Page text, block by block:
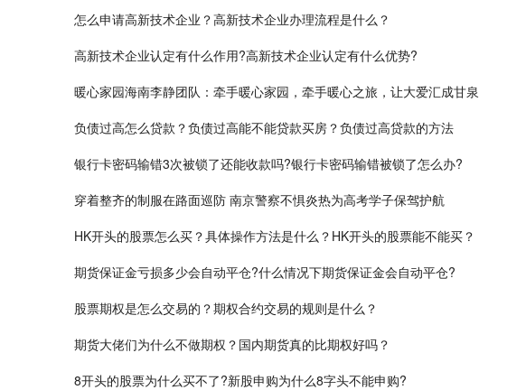
怎么申请高新技术企业？高新技术企业办理流程是什么？
高新技术企业认定有什么作用?高新技术企业认定有什么优势?
暖心家园海南李静团队：牵手暖心家园，牵手暖心之旅，让大爱汇成甘泉
负债过高怎么贷款？负债过高能不能贷款买房？负债过高贷款的方法
银行卡密码输错3次被锁了还能收款吗?银行卡密码输错被锁了怎么办?
穿着整齐的制服在路面巡防 南京警察不惧炎热为高考学子保驾护航
HK开头的股票怎么买？具体操作方法是什么？HK开头的股票能不能买？
期货保证金亏损多少会自动平仓?什么情况下期货保证金会自动平仓?
股票期权是怎么交易的？期权合约交易的规则是什么？
期货大佬们为什么不做期权？国内期货真的比期权好吗？
8开头的股票为什么买不了?新股申购为什么8字头不能申购?